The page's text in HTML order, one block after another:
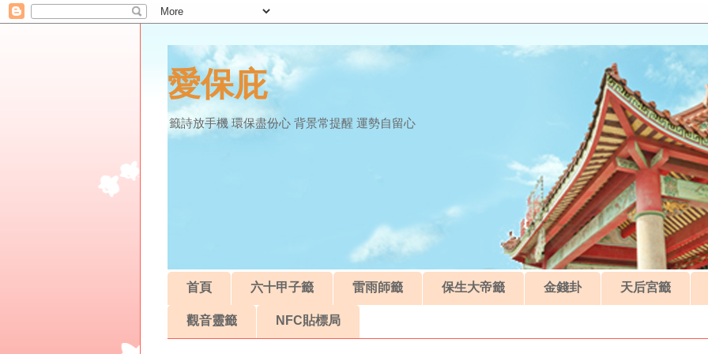
愛保庇
籤詩放手機 環保盡份心 背景常提醒 運勢自留心
首頁 六十甲子籤 雷雨師籤 保生大帝籤 金錢卦 天后宮籤
觀音靈籤 NFC貼標局